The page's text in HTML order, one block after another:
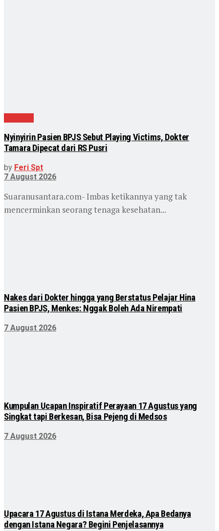
Nyinyirin Pasien BPJS Sebut Playing Victims, Dokter
Tamara Dipecat dari RS Pusri
by Feri Spt
7 August 2026
Suaranusantara.com- Imbas ketikannya yang tak
mencerminkan seorang tenaga kesehatan...
Nakes dari Dokter hingga yang Berstatus Pelajar Hina
Pasien BPJS, Menkes: Nggak Boleh Ada Nirempati
7 August 2026
Kumpulan Ucapan Inspiratif Perayaan 17 Agustus yang
Singkat tapi Berkesan, Bisa Pejeng di Medsos
7 August 2026
Upacara 17 Agustus di Istana Merdeka, Apa Bedanya
dengan Istana Negara? Begini Penjelasannya